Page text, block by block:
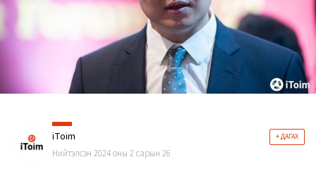
iToim + ДАГАХ
Нийтэлсэн 2024 оны 2 сарын 26